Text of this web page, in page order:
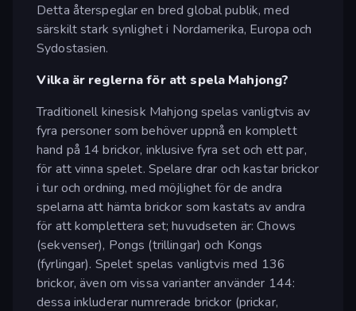
Detta återspeglar en bred global publik, med
särskilt stark synlighet i Nordamerika, Europa och
Sydostasien.
Vilka är reglerna för att spela Mahjong?
Traditionell kinesisk Mahjong spelas vanligtvis av
fyra personer som behöver uppnå en komplett
hand på 14 brickor, inklusive fyra set och ett par,
för att vinna spelet. Spelare drar och kastar brickor
i tur och ordning, med möjlighet för de andra
spelarna att hämta brickor som kastats av andra
för att komplettera set; huvudseten är: Chows
(sekvenser), Pongs (trillingar) och Kongs
(fyrlingar). Spelet spelas vanligtvis med 136
brickor, även om vissa varianter använder 144:
dessa inkluderar numrerade brickor (prickar,